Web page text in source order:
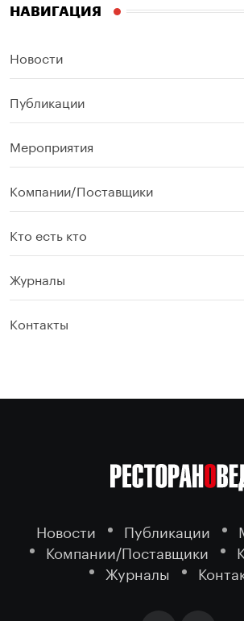
НАВИГАЦИЯ
Новости
Публикации
Мероприятия
Компании/Поставщики
Кто есть кто
Журналы
Контакты
Новости Публикации
Компании/Поставщики
Журналы